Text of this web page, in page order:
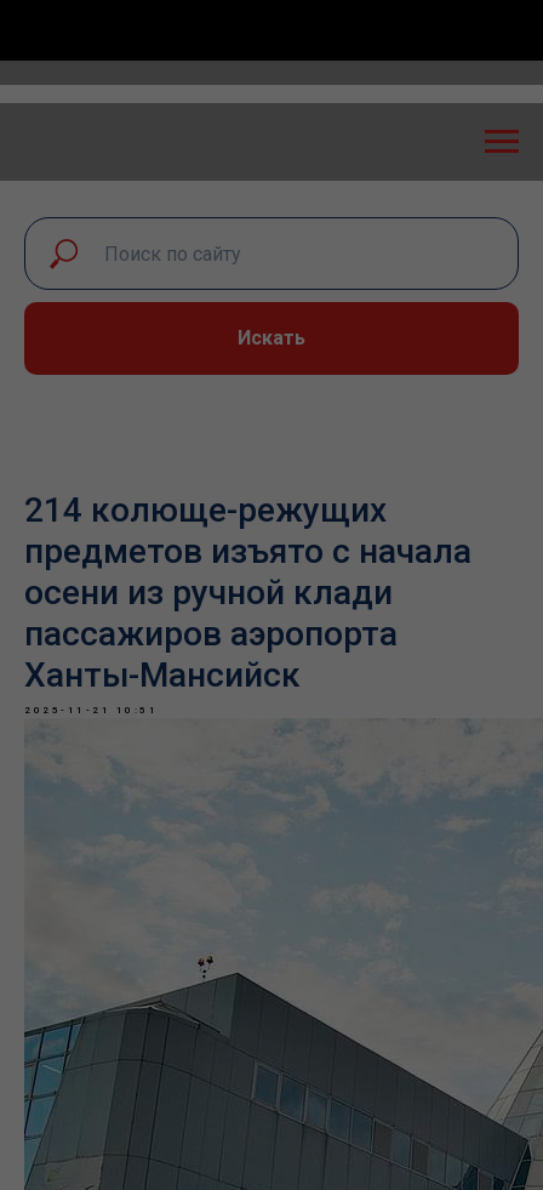
Искать
214 колюще-режущих
предметов изъято с начала
осени из ручной клади
пассажиров аэропорта
Ханты-Мансийск
2025-11-21 10:51